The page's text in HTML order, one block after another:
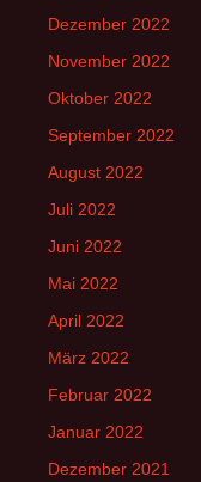
Dezember 2022
November 2022
Oktober 2022
September 2022
August 2022
Juli 2022
Juni 2022
Mai 2022
April 2022
März 2022
Februar 2022
Januar 2022
Dezember 2021